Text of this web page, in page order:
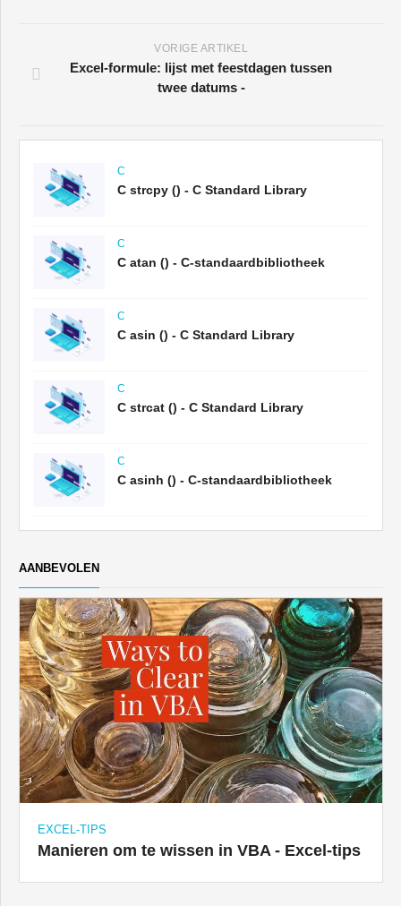
VORIGE ARTIKEL
Excel-formule: lijst met feestdagen tussen
twee datums -
C
C strcpy () - C Standard Library
C
C atan () - C-standaardbibliotheek
C
C asin () - C Standard Library
C
C strcat () - C Standard Library
C
C asinh () - C-standaardbibliotheek
AANBEVOLEN
EXCEL-TIPS
Manieren om te wissen in VBA - Excel-tips